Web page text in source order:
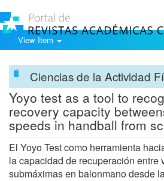
View Item
Ciencias de la Actividad
Yoyo test as a tool to
recovery capacity
speeds in handball from
El Yoyo Test como herramienta
la capacidad de recuperación entre
submáximas en balonmano desde